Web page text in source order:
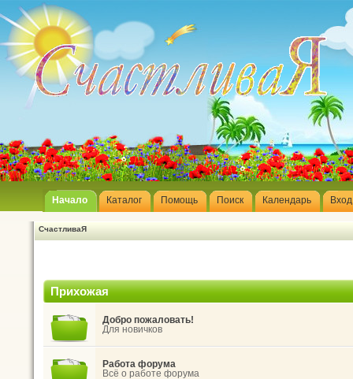
Начало Каталог Помощь Поиск Календарь Вход
СчастливаЯ
Прихожая
Добро пожаловать!
Для новичков
Работа форума
Всё о работе форума